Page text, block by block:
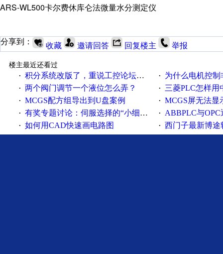
ARS-WL500卡尔费休库仑法微量水分测定仪
分享到： 收藏 邀请回答 回复楼主 举报
楼主最近还看过
· 积分系统改版了，重说工控论坛积分那点事儿…… · 为什么电机控制非得用启
· 两个阀门调节一个液位怎么弄？ · 三菱PLC怎样用
· MCGS配方组导出到U盘案例 · MCGS屏无法显
· 有奖专题讨论：伺服选择的“小细节大学问” · ABBPLC与
· 如何用CAD快速画电路图 · 西门子最新博途软